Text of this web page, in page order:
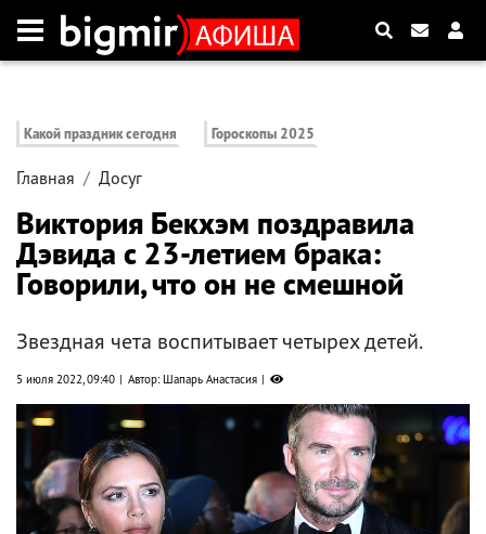
Какой праздник сегодня Гороскопы 2025
Главная Досуг
Виктория Бекхэм поздравила
Дэвида с 23-летием брака:
Говорили, что он не смешной
Звездная чета воспитывает четырех детей.
5 июля 2022, 09:40 Автор: Шапарь Анастасия